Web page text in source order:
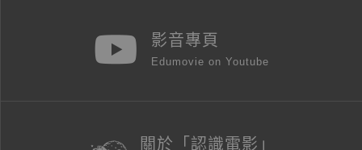
影音專頁
Edumovie on Youtube
關於「認識電影」